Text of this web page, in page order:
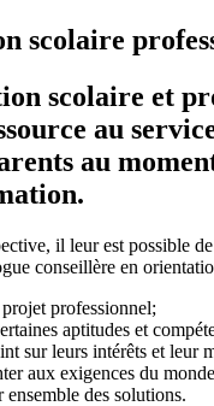
scolaire
scolaire et
au
au
il leur est possible
conseillère en
professionnel;
aptitudes et
sur leurs intérêts et leur
aux exigences du
ensemble des solutions.